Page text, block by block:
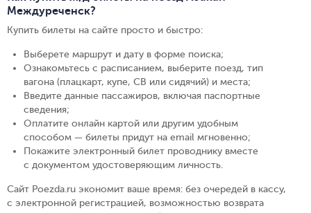
Междуреченск?
Купить билеты на сайте просто и быстро:
Выберете маршрут и дату в форме поиска;
Ознакомьтесь с расписанием, выберите поезд, тип
вагона (плацкарт, купе, СВ или сидячий) и места;
Введите данные пассажиров, включая паспортные
сведения;
Оплатите онлайн картой или другим удобным
способом — билеты придут на email мгновенно;
Покажите электронный билет проводнику вместе
с документом удостоверяющим личность.
Сайт Poezda.ru экономит ваше время: без очередей в кассу,
с электронной регистрацией, возможностью возврата